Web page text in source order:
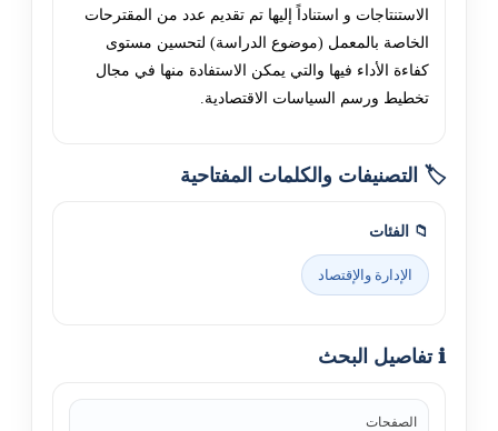
الاستنتاجات و استناداً إليها تم تقديم عدد من المقترحات
الخاصة بالمعمل (موضوع الدراسة) لتحسين مستوى
كفاءة الأداء فيها والتي يمكن الاستفادة منها في مجال
تخطيط ورسم السياسات الاقتصادية.
🏷️ التصنيفات والكلمات المفتاحية
📁 الفئات
الإدارة والإقتصاد
ℹ️ تفاصيل البحث
الصفحات